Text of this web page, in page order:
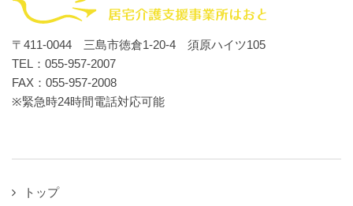
〒411-0044 三島市徳倉1-20-4 須原ハイツ105
TEL：055-957-2007
FAX：055-957-2008
※緊急時24時間電話対応可能
トップ